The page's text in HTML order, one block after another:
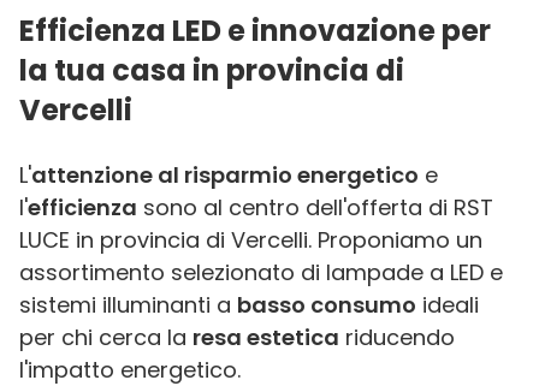
Efficienza LED e innovazione per
la tua casa in provincia di
Vercelli
L'attenzione al risparmio energetico e
l'efficienza sono al centro dell'offerta di RST
LUCE in provincia di Vercelli. Proponiamo un
assortimento selezionato di lampade a LED e
sistemi illuminanti a basso consumo ideali
per chi cerca la resa estetica riducendo
l'impatto energetico.